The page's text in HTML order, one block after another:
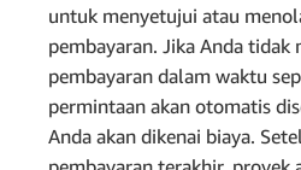
untuk menyetujui atau
pembayaran. Jika Anda
pembayaran dalam waktu
permintaan akan otomatis
Anda akan dikenai biaya.